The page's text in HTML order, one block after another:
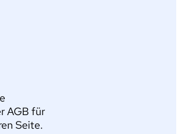
AGB für
Seite.